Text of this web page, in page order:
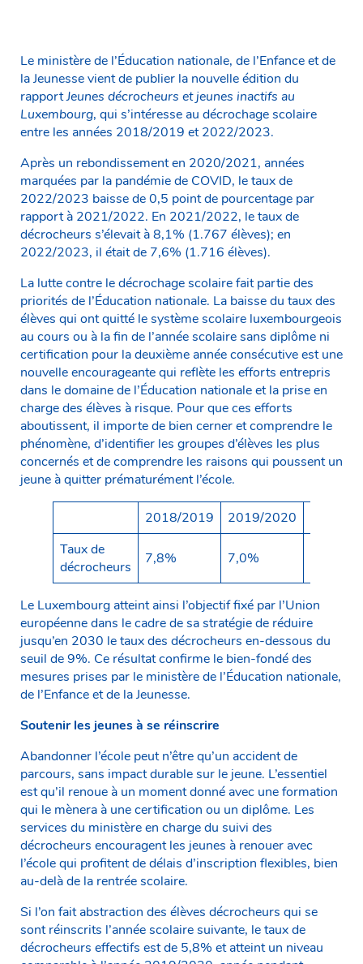
Le ministère de l’Éducation nationale, de l’Enfance et de
la Jeunesse vient de publier la nouvelle édition du
rapportJeunes décrocheurs et jeunes inactifs au
Luxembourg, qui s’intéresse au décrochage scolaire
entre les années 2018/2019 et 2022/2023.
Après un rebondissement en 2020/2021, années
marquées par la pandémie de COVID, le taux de
2022/2023 baisse de 0,5 point de pourcentage par
rapport à 2021/2022. En 2021/2022, le taux de
décrocheurs s’élevait à 8,1% (1.767 élèves); en
2022/2023, il était de 7,6% (1.716 élèves).
La lutte contre le décrochage scolaire fait partie des
priorités de l’Éducation nationale. La baisse du taux des
élèves qui ont quitté le système scolaire luxembourgeois
au cours ou à la fin de l’année scolaire sans diplôme ni
certification pour la deuxième année consécutive est une
nouvelle encourageante qui reflète les efforts entrepris
dans le domaine de l’Éducation nationale et la prise en
charge des élèves à risque. Pour que ces efforts
aboutissent, il importe de bien cerner et comprendre le
phénomène, d’identifier les groupes d’élèves les plus
concernés et de comprendre les raisons qui poussent un
jeune à quitter prématurément l’école.
2018/2019 2019/2020
Taux de
décrocheurs
7,8% 7,0%
Le Luxembourg atteint ainsi l’objectif fixé par l’Union
européenne dans le cadre de sa stratégie de réduire
jusqu’en 2030 le taux des décrocheurs en-dessous du
seuil de 9%. Ce résultat confirme le bien-fondé des
mesures prises par le ministère de l’Éducation nationale,
de l’Enfance et de la Jeunesse.
Soutenir les jeunes à se réinscrire
Abandonner l’école peut n’être qu’un accident de
parcours, sans impact durable sur le jeune. L’essentiel
est qu’il renoue à un moment donné avec une formation
qui le mènera à une certification ou un diplôme. Les
services du ministère en charge du suivi des
décrocheurs encouragent les jeunes à renouer avec
l’école qui profitent de délais d’inscription flexibles, bien
au-delà de la rentrée scolaire.
Si l’on fait abstraction des élèves décrocheurs qui se
sont réinscrits l’année scolaire suivante, le taux de
décrocheurs effectifs est de 5,8% et atteint un niveau